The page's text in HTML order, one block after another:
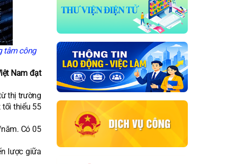
tâm công
Nam đạt
thị trường
tối thiểu 55
Có 05
lược giữa